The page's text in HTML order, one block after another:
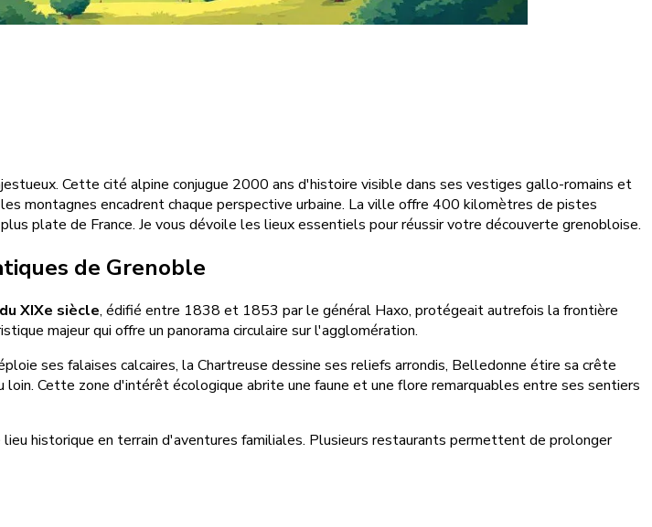
Cette cité alpine conjugue 2000 ans d'histoire visible dans ses vestiges gallo-romains et
montagnes encadrent chaque perspective urbaine. La ville offre 400 kilomètres de pistes
plate de France. Je vous dévoile les lieux essentiels pour réussir votre découverte grenobloise.
de Grenoble
XIXe siècle, édifié entre 1838 et 1853 par le général Haxo, protégeait autrefois la frontière
majeur qui offre un panorama circulaire sur l'agglomération.
ses falaises calcaires, la Chartreuse dessine ses reliefs arrondis, Belledonne étire sa crête
Cette zone d'intérêt écologique abrite une faune et une flore remarquables entre ses sentiers
historique en terrain d'aventures familiales. Plusieurs restaurants permettent de prolonger